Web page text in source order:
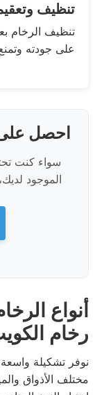
تنظيف
تنظيف الرخام
على جودته وتمنع
احصل
سواء كنت
الموجود
أنواع
رخام
نوفر تشكيلة واسعة
مختلف الأذواق